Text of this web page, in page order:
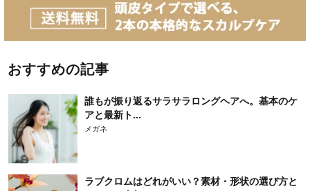
おすすめの記事
誰もが振り返るサラサラロングヘアへ。基本のケ
アと最新ト...
メガネ
ラブクロムはどれがいい？素材・形状の選び方と